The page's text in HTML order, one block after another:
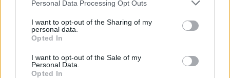
Personal Data Processing Opt Outs
I want to opt-out of the Sharing of my
personal data.
Opted In
I want to opt-out of the Sale of my
Personal Data.
Opted In
Kecskeméten is szakirányú továbbképzésekkel erősít a
Gál Ferenc Egyetem